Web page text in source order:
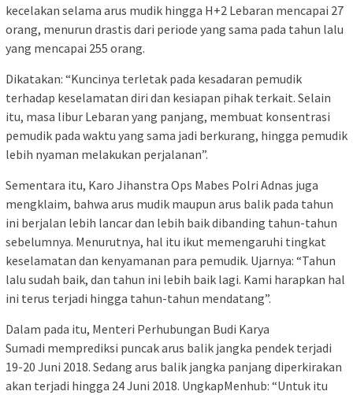
kecelakan selama arus mudik hingga H+2 Lebaran mencapai 27
orang, menurun drastis dari periode yang sama pada tahun lalu
yang mencapai 255 orang.
Dikatakan: “Kuncinya terletak pada kesadaran pemudik
terhadap keselamatan diri dan kesiapan pihak terkait. Selain
itu, masa libur Lebaran yang panjang, membuat konsentrasi
pemudik pada waktu yang sama jadi berkurang, hingga pemudik
lebih nyaman melakukan perjalanan”.
Sementara itu, Karo Jihanstra Ops Mabes Polri Adnas juga
mengklaim, bahwa arus mudik maupun arus balik pada tahun
ini berjalan lebih lancar dan lebih baik dibanding tahun-tahun
sebelumnya. Menurutnya, hal itu ikut memengaruhi tingkat
keselamatan dan kenyamanan para pemudik. Ujarnya: “Tahun
lalu sudah baik, dan tahun ini lebih baik lagi. Kami harapkan hal
ini terus terjadi hingga tahun-tahun mendatang”.
Dalam pada itu, Menteri Perhubungan Budi Karya
Sumadi memprediksi puncak arus balik jangka pendek terjadi
19-20 Juni 2018. Sedang arus balik jangka panjang diperkirakan
akan terjadi hingga 24 Juni 2018. UngkapMenhub: “Untuk itu